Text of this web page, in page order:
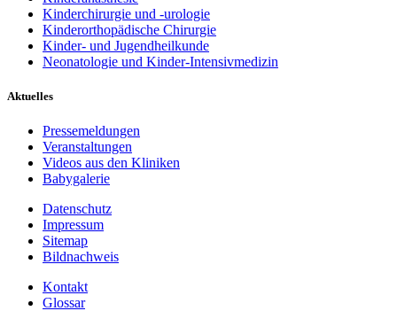
Kinderchirurgie und -urologie
Kinderorthopädische Chirurgie
Kinder- und Jugendheilkunde
Neonatologie und Kinder-Intensivmedizin
Aktuelles
Pressemeldungen
Veranstaltungen
Videos aus den Kliniken
Babygalerie
Datenschutz
Impressum
Sitemap
Bildnachweis
Kontakt
Glossar